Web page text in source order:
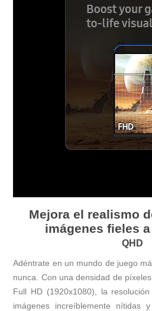
Mejora el realismo
imágenes fieles
QHD
Adéntrate en un mundo de juego
nunca. Con una densidad de
Full HD (1920x1080), la
imágenes increíblemente nítidas